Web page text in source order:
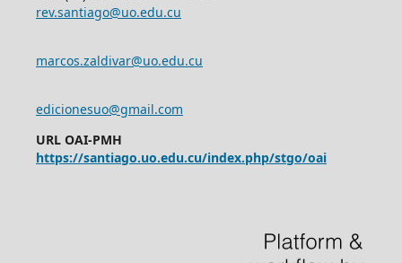
rev.santiago@uo.edu.cu
marcos.zaldivar@uo.edu.cu
edicionesuo@gmail.com
URL OAI-PMH
https://santiago.uo.edu.cu/index.php/stgo/oai